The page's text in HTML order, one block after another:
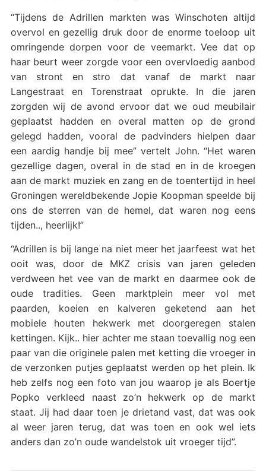
“Tijdens de Adrillen markten was Winschoten altijd
overvol en gezellig druk door de enorme toeloop uit
omringende dorpen voor de veemarkt. Vee dat op
haar beurt weer zorgde voor een overvloedig aanbod
van stront en stro dat vanaf de markt naar
Langestraat en Torenstraat oprukte. In die jaren
zorgden wij de avond ervoor dat we oud meubilair
geplaatst hadden en overal matten op de grond
gelegd hadden, vooral de padvinders hielpen daar
een aardig handje bij mee” vertelt John. “Het waren
gezellige dagen, overal in de stad en in de kroegen
aan de markt muziek en zang en de toentertijd in heel
Groningen wereldbekende Jopie Koopman speelde bij
ons de sterren van de hemel, dat waren nog eens
tijden.., heerlijk!”
“Adrillen is bij lange na niet meer het jaarfeest wat het
ooit was, door de MKZ crisis van jaren geleden
verdween het vee van de markt en daarmee ook de
oude tradities. Geen marktplein meer vol met
paarden, koeien en kalveren geketend aan het
mobiele houten hekwerk met doorgeregen stalen
kettingen. Kijk.. hier achter me staan toevallig nog een
paar van die originele palen met ketting die vroeger in
de verzonken putjes geplaatst werden op het plein. Ik
heb zelfs nog een foto van jou waarop je als Boertje
Popko verkleed naast zo’n hekwerk op de markt
staat. Jij had daar toen je drietand vast, dat was ook
al weer jaren terug, dat was toen en ook wel iets
anders dan zo’n oude wandelstok uit vroeger tijd”.